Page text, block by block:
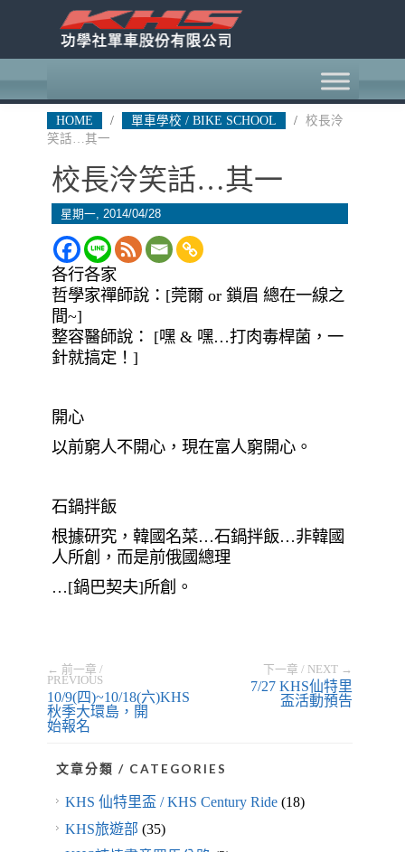
HOME / 單車學校 / BIKE SCHOOL /
校長泠
笑話…其一
校長泠笑話…其一
星期一, 2014/04/28
各行各家
哲學家禪師說：[莞爾 or 鎖眉 總在一線之
間~]
整容醫師說： [嘿 & 嘿…打肉毒桿菌，一
針就搞定！]
開心
以前窮人不開心，現在富人窮開心。
石鍋拌飯
根據研究，韓國名菜…石鍋拌飯…非韓國
人所創，而是前俄國總理
…[鍋巴契夫]所創。
← 前一章 /
PREVIOUS
10/9(四)~10/18(六)KHS
秋季大環島，開
始報名
下一章 / NEXT →
7/27 KHS仙特里
盃活動預告
文章分類 / CATEGORIES
KHS 仙特里盃 / KHS Century Ride(18)
KHS旅遊部 (35)